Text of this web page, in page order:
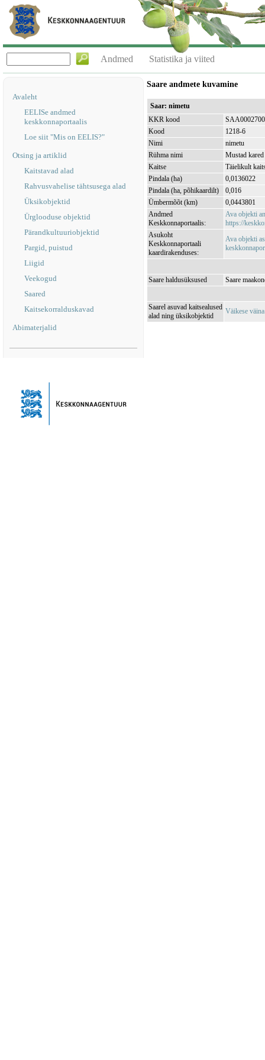
Andmed Statistika ja viited
Avaleht
EELISe andmed
keskkonnaportaalis
Loe siit "Mis on EELIS?"
Otsing ja artiklid
Kaitstavad alad
Rahvusvahelise tähtsusega alad
Üksikobjektid
Ürglooduse objektid
Pärandkultuuriobjektid
Pargid, puistud
Liigid
Veekogud
Saared
Kaitsekorralduskavad
Abimaterjalid
Saare andmete kuvamine
Saar: nimetu
KKR kood
SAA0002700
Kood
1218-6
Nimi
nimetu
Rühma nimi
Mustad kared
Kaitse
Täielikult
Pindala (ha)
0,0136022
Pindala (ha, põhikaardilt)
0,016
Ümbermõõt (km)
0,0443801
Andmed
Keskkonnaportaalis:
Ava objekti
https://
Asukoht
Keskkonnaportaali
kaardirakenduses:
Ava objekti
Saare haldusüksused Saare
Saarel asuvad kaitsealused
alad ning üksikobjektid
Väikese